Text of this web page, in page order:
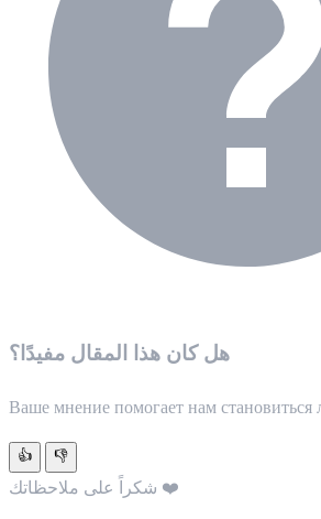
هل كان هذا المقال مفيدًا؟
Ваше мнение помогает нам становиться
👍 👎
شكراً على ملاحظاتك ❤️